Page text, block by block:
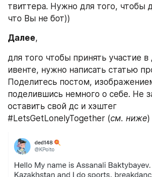
твиттера. Нужно для того, чтобы
что Вы не бот))
Далее,
для того чтобы принять участие
ивенте, нужно написать статью
Поделитесь постом,
поделившись немного о себе. Не
оставить свой дс и хэштег
#LetsGetLonelyTogether (см. ниже)